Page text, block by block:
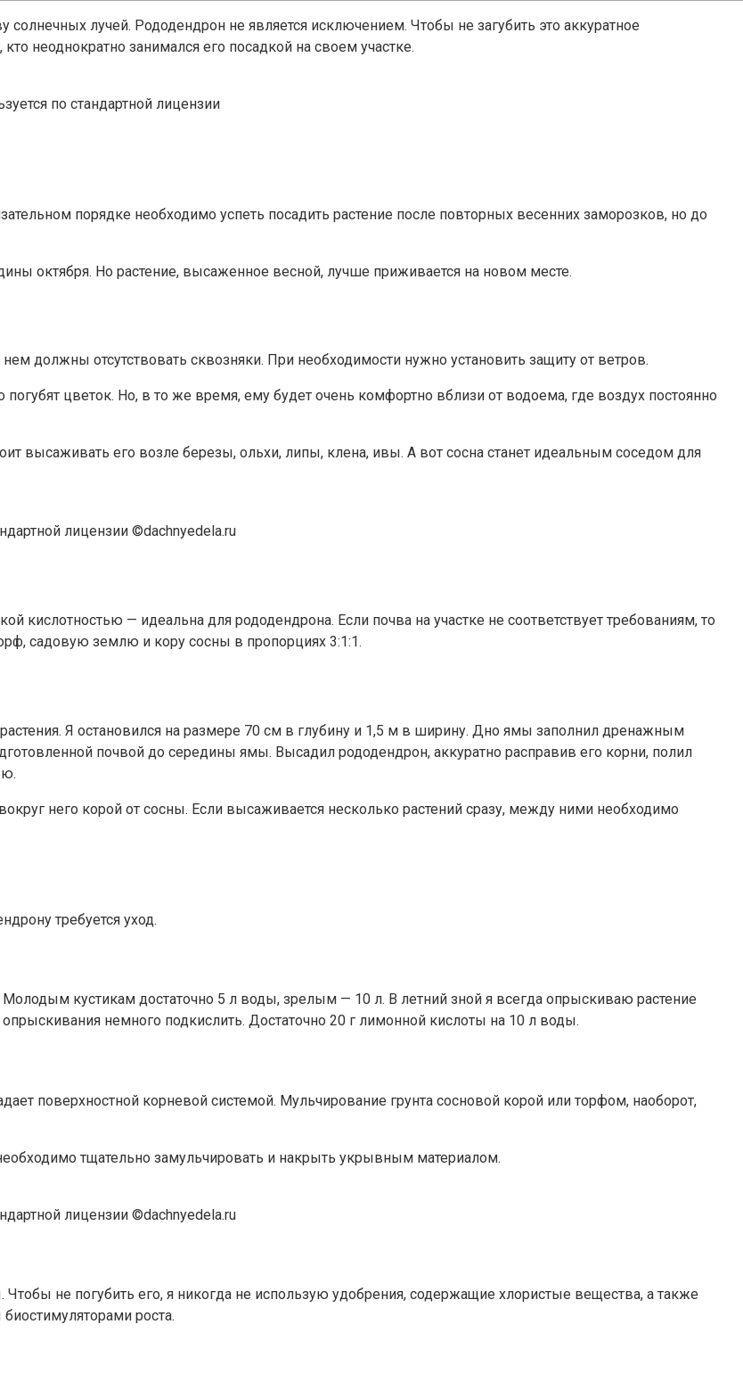
солнечных лучей. Рододендрон не является исключением. Чтобы не загубить это аккуратное
неоднократно занимался его посадкой на своем участке.
по стандартной лицензии
порядке необходимо успеть посадить растение после повторных весенних заморозков, но до
октября. Но растение, высаженное весной, лучше приживается на новом месте.
должны отсутствовать сквозняки. При необходимости нужно установить защиту от ветров.
цветок. Но, в то же время, ему будет очень комфортно вблизи от водоема, где воздух постоянно
высаживать его возле березы, ольхи, липы, клена, ивы. А вот сосна станет идеальным соседом для
лицензии ©dachnyedela.ru
кислотностью — идеальна для рододендрона. Если почва на участке не соответствует требованиям, то
садовую землю и кору сосны в пропорциях 3:1:1.
Я остановился на размере 70 см в глубину и 1,5 м в ширину. Дно ямы заполнил дренажным
почвой до середины ямы. Высадил рододендрон, аккуратно расправив его корни, полил
него корой от сосны. Если высаживается несколько растений сразу, между ними необходимо
требуется уход.
кустикам достаточно 5 л воды, зрелым — 10 л. В летний зной я всегда опрыскиваю растение
немного подкислить. Достаточно 20 г лимонной кислоты на 10 л воды.
поверхностной корневой системой. Мульчирование грунта сосновой корой или торфом, наоборот,
тщательно замульчировать и накрыть укрывным материалом.
лицензии ©dachnyedela.ru
не погубить его, я никогда не использую удобрения, содержащие хлористые вещества, а также
роста.